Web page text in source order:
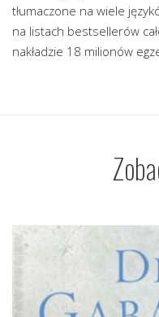
tłumaczone na wiele
na listach bestsellerów
nakładzie 18 milionów